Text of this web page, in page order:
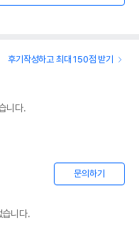
후기작성하고 최대 150점 받기
니다.
문의하기
습니다.